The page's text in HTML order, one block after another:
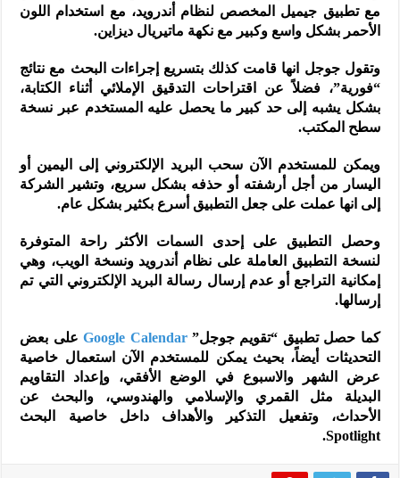
مع تطبيق جيميل المخصص لنظام أندرويد، مع استخدام اللون
الأحمر بشكل واسع وكبير مع نكهة ماتيريال ديزاين.
وتقول جوجل انها قامت كذلك بتسريع إجراءات البحث مع نتائج
“فورية”، فضلاً عن اقتراحات التدقيق الإملائي أثناء الكتابة،
بشكل يشبه إلى حد كبير ما يحصل عليه المستخدم عبر نسخة
سطح المكتب.
ويمكن للمستخدم الآن سحب البريد الإلكتروني إلى اليمين أو
اليسار من أجل أرشفته أو حذفه بشكل سريع، وتشير الشركة
إلى انها عملت على جعل التطبيق أسرع بكثير بشكل عام.
وحصل التطبيق على إحدى السمات الأكثر راحة المتوفرة
لنسخة التطبيق العاملة على نظام أندرويد ونسخة الويب، وهي
إمكانية التراجع أو عدم إرسال رسالة البريد الإلكتروني التي تم
إرسالها.
كما حصل تطبيق “تقويم جوجل” Google Calendarعلى بعض
التحديثات أيضاً، بحيث يمكن للمستخدم الآن استعمال خاصية
عرض الشهر والاسبوع في الوضع الأفقي، وإعداد التقاويم
البديلة مثل القمري والإسلامي والهندوسي، والبحث عن
الأحداث، وتفعيل التذكير والأهداف داخل خاصية البحث
Spotlight.